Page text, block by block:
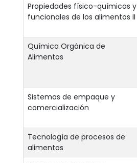
Propiedades físico-químicas y
funcionales de los alimentos II
Química Orgánica de
Alimentos
Sistemas de empaque y
comercialización
Tecnología de procesos de
alimentos